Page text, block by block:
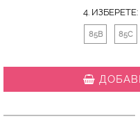
4. ИЗБЕРЕТЕ:
85B 85C